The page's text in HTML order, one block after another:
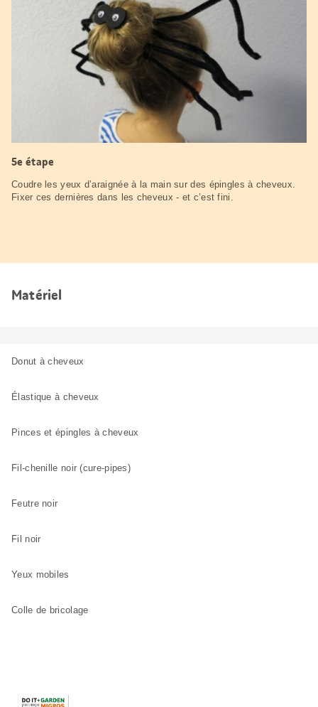
5e étape
Coudre les yeux d’araignée à la main sur des épingles à cheveux.
Fixer ces dernières dans les cheveux - et c’est fini.
Matériel
Donut à cheveux
Élastique à cheveux
Pinces et épingles à cheveux
Fil-chenille noir (cure-pipes)
Feutre noir
Fil noir
Yeux mobiles
Colle de bricolage